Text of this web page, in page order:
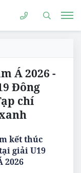
Á 2026 -
Đông
chí
kết thúc
giải U19
2026